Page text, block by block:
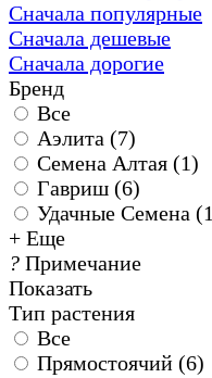
Сначала популярные
Сначала дешевые
Сначала дорогие
Бренд
Все
Аэлита (7)
Семена Алтая (1)
Гавриш (6)
Удачные Семена (1
+ Еще
? Примечание
Показать
Тип растения
Все
Прямостоячий (6)